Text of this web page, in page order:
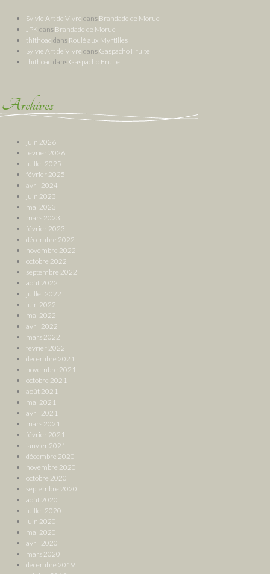
Sylvie Art de Vivre dans Brandade de Morue
JPK dans Brandade de Morue
thithoad dans Roulé aux Myrtilles
Sylvie Art de Vivre dans Gaspacho Fruité
thithoad dans Gaspacho Fruité
Archives
juin 2026
février 2026
juillet 2025
février 2025
avril 2024
juin 2023
mai 2023
mars 2023
février 2023
décembre 2022
novembre 2022
octobre 2022
septembre 2022
août 2022
juillet 2022
juin 2022
mai 2022
avril 2022
mars 2022
février 2022
décembre 2021
novembre 2021
octobre 2021
août 2021
mai 2021
avril 2021
mars 2021
février 2021
janvier 2021
décembre 2020
novembre 2020
octobre 2020
septembre 2020
août 2020
juillet 2020
juin 2020
mai 2020
avril 2020
mars 2020
décembre 2019